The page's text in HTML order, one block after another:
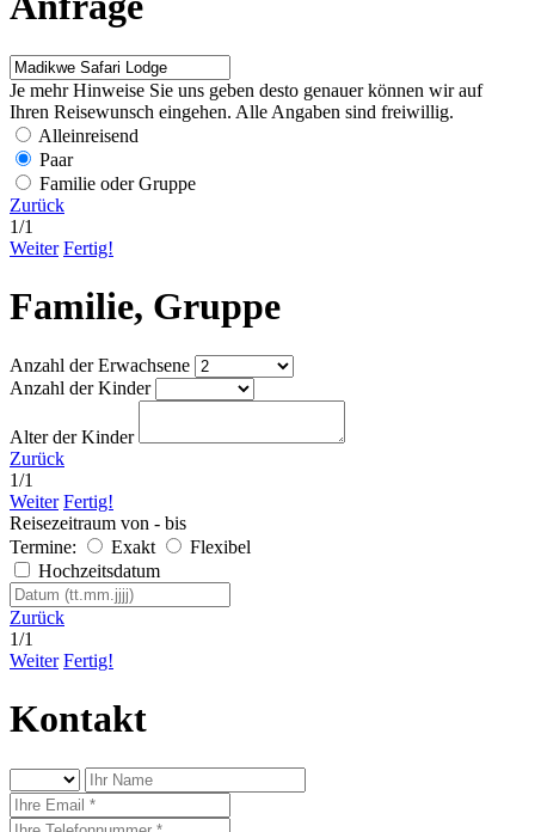
Je mehr Hinweise Sie uns geben desto genauer können wir auf
Ihren Reisewunsch eingehen. Alle Angaben sind freiwillig.
Alleinreisend
Paar
Familie oder Gruppe
Zurück
1/1
Weiter Fertig!
Familie, Gruppe
Anzahl der Erwachsene
Anzahl der Kinder
Alter der Kinder
Zurück
1/1
Weiter Fertig!
Reisezeitraum von - bis
Termine:
Exakt
Flexibel
Hochzeitsdatum
Zurück
1/1
Weiter Fertig!
Kontakt